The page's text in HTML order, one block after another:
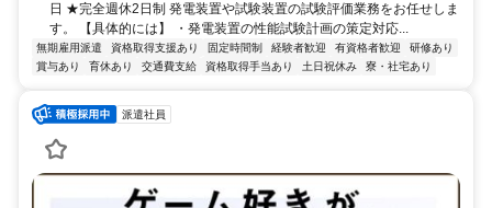
日 ★完全週休2日制 発電装置や試験装置の試験評価業務をお任せしま
す。 【具体的には】 ・発電装置の性能試験計画の策定対応...
無期雇用派遣 資格取得支援あり 固定時間制 経験者歓迎 有資格者歓迎
研修あり
賞与あり
育休あり 交通費支給 資格取得手当あり 土日祝休み 寮・社宅あり
派遣社員